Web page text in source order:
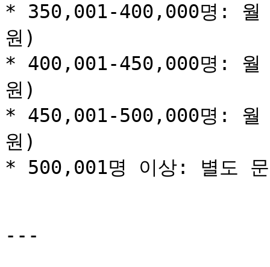
* 350,001-400,000명:
원)
* 400,001-450,000명:
원)
* 450,001-500,000명:
원)
* 500,001명 이상: 별도
---